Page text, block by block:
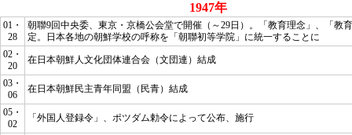
1947年
01・
28
朝聯9回中央委、東京・京橋公会堂で開催（～29日）。「教育理念」、「教
定。日本各地の朝鮮学校の呼称を「朝聯初等学院」に統一することに
02・
20
在日本朝鮮人文化団体連合会（文団連）結成
03・
06
在日本朝鮮民主青年同盟（民青）結成
05・
02
「外国人登録令」、ポツダム勅令によって公布、施行